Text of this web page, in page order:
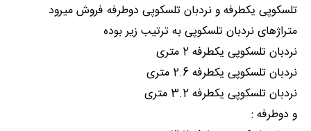
تلسکوپی یکطرفه و نردبان تلسکوپی دوطرفه فروش میرود
متراژهای نردبان تلسکوپی به ترتیب زیر بوده
نردبان تلسکوپی یکطرفه 2 متری
نردبان تلسکوپی یکطرفه 2.6 متری
نردبان تلسکوپی یکطرفه 3.2 متری
و دوطرفه :